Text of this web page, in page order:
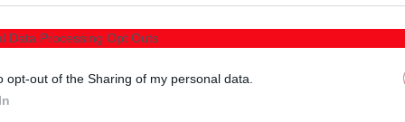
Data Processing Opt Outs
opt-out of the Sharing of my personal data.
της χαρτογραφημένης περιοχής στην
μπορεί να επισημάνει τη μη θόλωση ή τη μη
Το υποκείμενο των δεδομένων μπορεί,